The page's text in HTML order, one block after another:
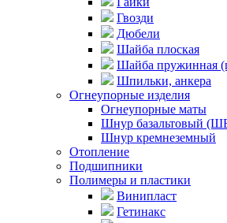
Гвозди
Дюбели
Шайба плоская
Шайба пружинная
Шпильки, анкера
Огнеупорные изделия
Огнеупорные маты
Шнур базальтовый
Шнур кремнеземный
Отопление
Подшипники
Полимеры и пластики
Винипласт
Гетинакс